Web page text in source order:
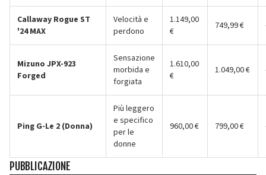
Callaway Rogue ST
'24 MAX
Velocità e
perdono
1.149,00
€
749,99 €
Mizuno JPX-923
Forged
Sensazione
morbida e
forgiata
1.610,00
€
1.049,00 €
Ping G-Le 2 (Donna)
Più leggero
e specifico
per le
donne
960,00 € 799,00 €
PUBBLICAZIONE